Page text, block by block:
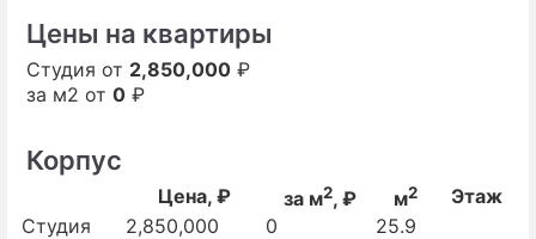
Цены на квартиры
Студия от 2,850,000 ₽
за м2 от 0 ₽
Корпус
Цена, ₽ за м2, ₽ м2
Этаж
Студия
2,850,000 0 25.9